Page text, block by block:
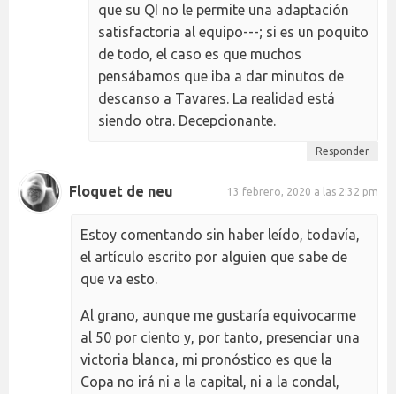
que su QI no le permite una adaptación
satisfactoria al equipo---; si es un poquito
de todo, el caso es que muchos
pensábamos que iba a dar minutos de
descanso a Tavares. La realidad está
siendo otra. Decepcionante.
Responder
Floquet de neu 13 febrero, 2020 a las 2:32 pm
Estoy comentando sin haber leído, todavía,
el artículo escrito por alguien que sabe de
que va esto.
Al grano, aunque me gustaría equivocarme
al 50 por ciento y, por tanto, presenciar una
victoria blanca, mi pronóstico es que la
Copa no irá ni a la capital, ni a la condal,